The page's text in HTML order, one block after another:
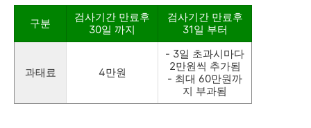
구분
검사기간 만료후
30일 까지
검사기간 만료후
31일 부터
과태료 4만원
- 3일 초과시마다
2만원씩 추가됨
- 최대 60만원까
지 부과됨